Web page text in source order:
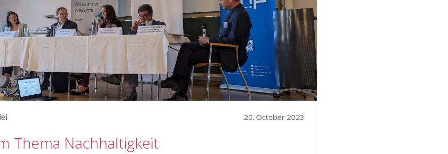
20. October 2023
Thema Nachhaltigkeit